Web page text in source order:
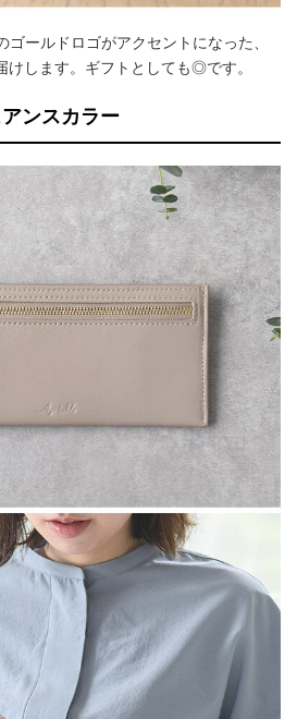
ールドロゴがアクセントになった、
けします。ギフトとしても◎です。
ンスカラー